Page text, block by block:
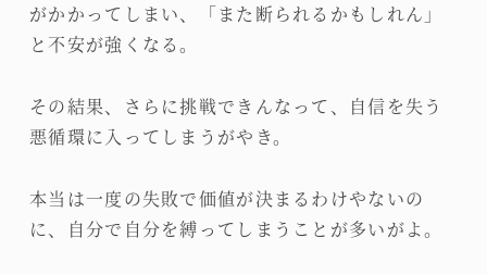
がかかってしまい、「また断られるかもしれん」
と不安が強くなる。
その結果、さらに挑戦できんなって、自信を失う
悪循環に入ってしまうがやき。
本当は一度の失敗で価値が決まるわけやないの
に、自分で自分を縛ってしまうことが多いがよ。